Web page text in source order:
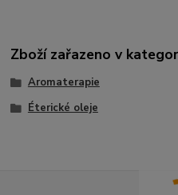
Zboží zařazeno v
Aromaterapie
Éterické oleje